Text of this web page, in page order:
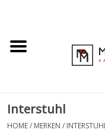
Interstuhl
HOME/ MERKEN /